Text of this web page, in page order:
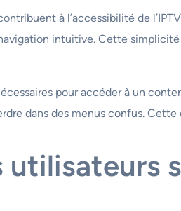
à l’accessibilité de
intuitive. Cette
pour accéder à un
dans des menus confus. Cette
utilisateurs